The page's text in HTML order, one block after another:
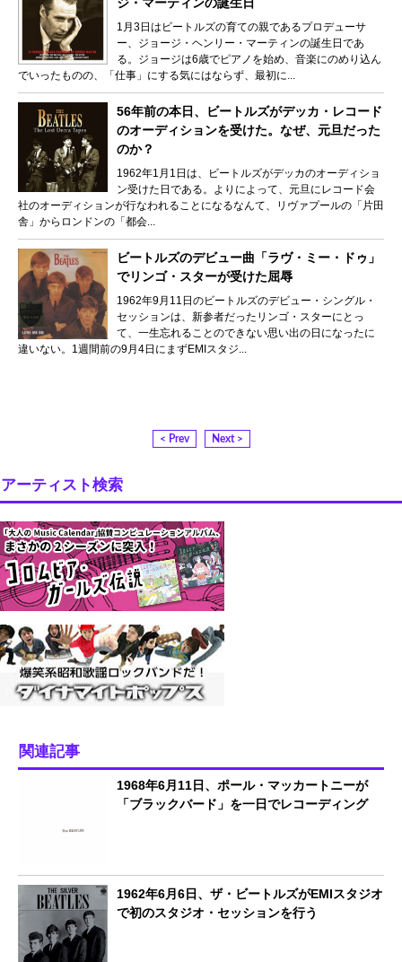
1月3日はビートルズの育ての親であるプロデューサ
ー、ジョージ・ヘンリー・マーティンの誕生日であ
る。ジョージは6歳でピアノを始め、音楽にのめり込ん
でいったものの、「仕事」にする気にはならず、最初に...
56年前の本日、ビートルズがデッカ・レコード
のオーディションを受けた。なぜ、元旦だった
のか？
1962年1月1日は、ビートルズがデッカのオーディショ
ン受けた日である。よりによって、元旦にレコード会
社のオーディションが行なわれることになるなんて、リヴァプールの「片田
舎」からロンドンの「都会...
ビートルズのデビュー曲「ラヴ・ミー・ドゥ」
でリンゴ・スターが受けた屈辱
1962年9月11日のビートルズのデビュー・シングル・
セッションは、新参者だったリンゴ・スターにとっ
て、一生忘れることのできない思い出の日になったに
違いない。1週間前の9月4日にまずEMIスタジ...
< Prev Next >
アーティスト検索
関連記事
1968年6月11日、ポール・マッカートニーが
「ブラックバード」を一日でレコーディング
1962年6月6日、ザ・ビートルズがEMIスタジオ
で初のスタジオ・セッションを行う